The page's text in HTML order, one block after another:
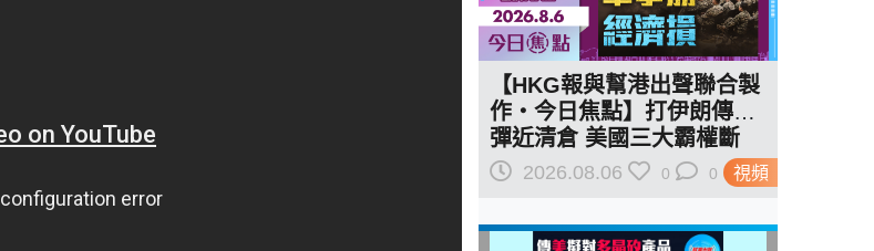
視頻
【HKG報與幫港出聲聯合製
作‧今日焦點】打伊朗傳導
彈近清倉 美國三大霸權斷
二？軍事崩 經濟損
2026.08.06 0 0